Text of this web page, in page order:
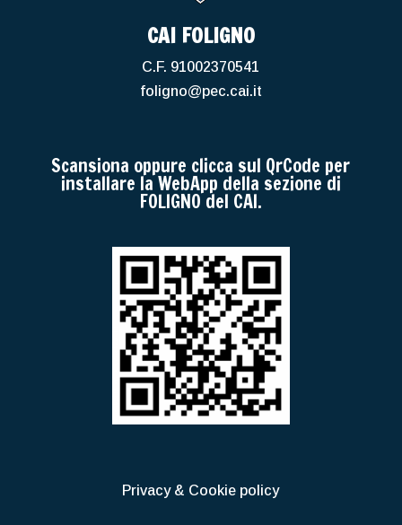
CAI FOLIGNO
C.F. 91002370541
foligno@pec.cai.it
Scansiona oppure clicca sul QrCode per
installare la WebApp della sezione di
FOLIGNO del CAI.
Privacy & Cookie policy